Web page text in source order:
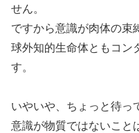
せん。
ですから意識が肉体の束
球外知的生命体ともコン
す。
いやいや、ちょっと待っ
意識が物質ではないこと